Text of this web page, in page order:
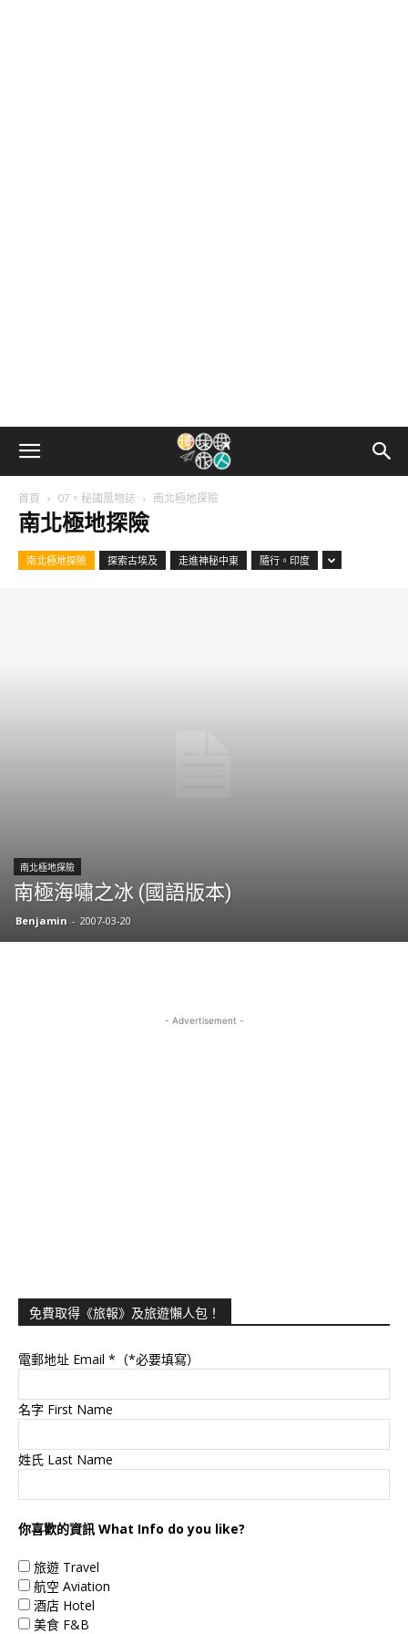
首頁 07。秘國風物誌 南北極地探險
南北極地探險
南北極地探險 探索古埃及 走進神秘中東 隨行。印度
南北極地探險
南極海嘯之冰 (國語版本)
Benjamin - 2007-03-20
- Advertisement -
免費取得《旅報》及旅遊懶人包！
電郵地址 Email *（*必要填寫）
名字 First Name
姓氏 Last Name
你喜歡的資訊 What Info do you like?
旅遊 Travel
航空 Aviation
酒店 Hotel
美食 F&B